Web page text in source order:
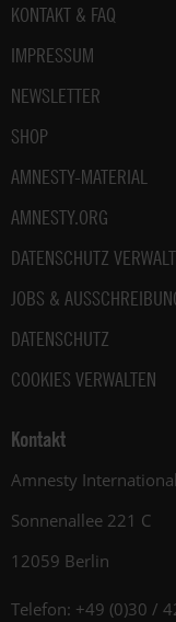
Fußbereich
KONTAKT & FAQ
IMPRESSUM
NEWSLETTER
SHOP
AMNESTY-MATERIAL
AMNESTY.ORG
DATENSCHUTZ
JOBS &
DATENSCHUTZ
COOKIES VERWALTEN
Kontakt
Amnesty
Sonnenallee 221 C
12059 Berlin
Telefon: +49 (0)30 /